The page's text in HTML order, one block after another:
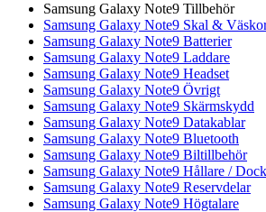
Samsung Galaxy Note9 Tillbehör
Samsung Galaxy Note9 Skal &
Samsung Galaxy Note9 Batterier
Samsung Galaxy Note9 Laddare
Samsung Galaxy Note9 Headset
Samsung Galaxy Note9 Övrigt
Samsung Galaxy Note9 Skärmskydd
Samsung Galaxy Note9 Datakablar
Samsung Galaxy Note9 Bluetooth
Samsung Galaxy Note9 Biltillbehör
Samsung Galaxy Note9 Hållare /
Samsung Galaxy Note9 Reservdelar
Samsung Galaxy Note9 Högtalare